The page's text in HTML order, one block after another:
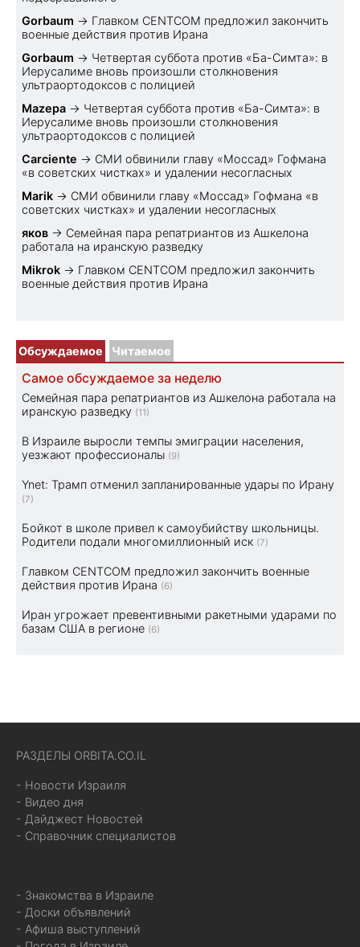
Gorbaum → Главком CENTCOM предложил закончить
военные действия против Ирана
Gorbaum → Четвертая суббота против «Ба-Симта»: в
Иерусалиме вновь произошли столкновения
ультраортодоксов с полицией
Mazepa → Четвертая суббота против «Ба-Симта»: в
Иерусалиме вновь произошли столкновения
ультраортодоксов с полицией
Carciente → СМИ обвинили главу «Моссад» Гофмана
«в советских чистках» и удалении несогласных
Marik → СМИ обвинили главу «Моссад» Гофмана «в
советских чистках» и удалении несогласных
яков → Семейная пара репатриантов из Ашкелона
работала на иранскую разведку
Mikrok → Главком CENTCOM предложил закончить
военные действия против Ирана
Обсуждаемое Читаемое
Самое обсуждаемое за неделю
Семейная пара репатриантов из Ашкелона работала на
иранскую разведку (11)
В Израиле выросли темпы эмиграции населения,
уезжают профессионалы (9)
Ynet: Трамп отменил запланированные удары по Ирану
(7)
Бойкот в школе привел к самоубийству школьницы.
Родители подали многомиллионный иск (7)
Главком CENTCOM предложил закончить военные
действия против Ирана (6)
Иран угрожает превентивными ракетными ударами по
базам США в регионе (6)
РАЗДЕЛЫ ORBITA.CO.IL
- Новости Израиля
- Видео дня
- Дайджест Новостей
- Справочник специалистов
- Знакомства в Израиле
- Доски объявлений
- Афиша выступлений